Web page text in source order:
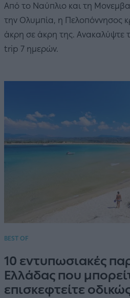
Από το Ναύπλιο και τη
την Ολυμπία, η Πελοπόννησος
άκρη σε άκρη της. Ανακαλύψτε
trip 7 ημερών.
BEST OF
10 εντυπωσιακές
Ελλάδας που
επισκεφτείτε